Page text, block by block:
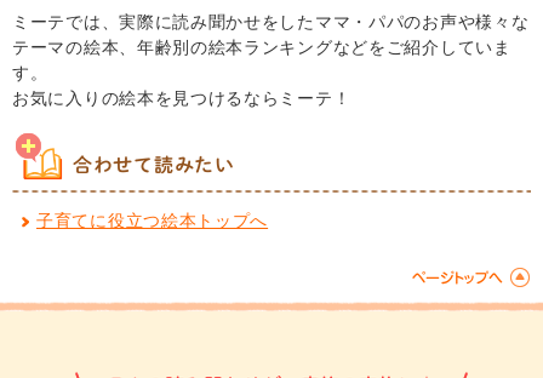
ミーテでは、実際に読み聞かせをしたママ・パパのお声や様々な
テーマの絵本、年齢別の絵本ランキングなどをご紹介していま
す。
お気に入りの絵本を見つけるならミーテ！
合わせて読みたい
子育てに役立つ絵本トップへ